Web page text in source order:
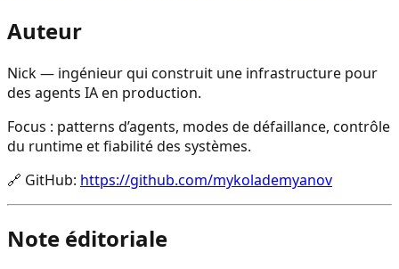
Auteur
Nick — ingénieur qui construit une infrastructure pour
des agents IA en production.
Focus : patterns d’agents, modes de défaillance, contrôle
du runtime et fiabilité des systèmes.
🔗 GitHub: https://github.com/mykolademyanov
Note éditoriale